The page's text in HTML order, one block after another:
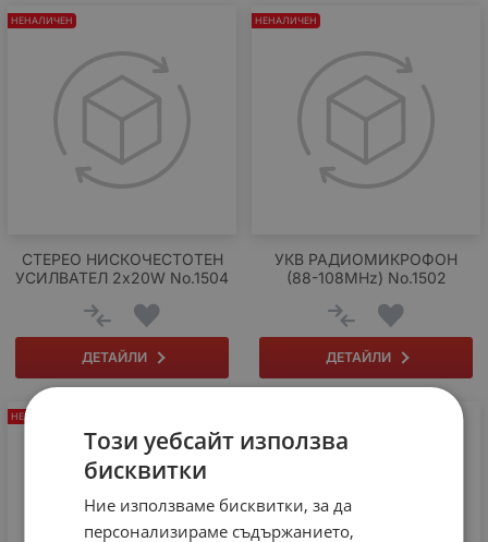
СТЕРЕО НИСКОЧЕСТОТЕН
УСИЛВАТЕЛ 2x20W No.1504
ДЕТАЙЛИ
НЕНАЛИЧЕН
УКВ РАДИОМИКРОФОН
(88-108MHz) No.1502
ДЕТАЙЛИ
НЕНАЛИЧЕН
НЕНАЛИЧЕН
Този уебсайт използва
бисквитки
Ние използваме бисквитки, за да
персонализираме съдържанието,